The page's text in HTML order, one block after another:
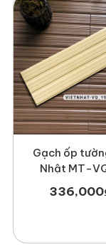
Gạch ốp
Nhật MT-
336,000